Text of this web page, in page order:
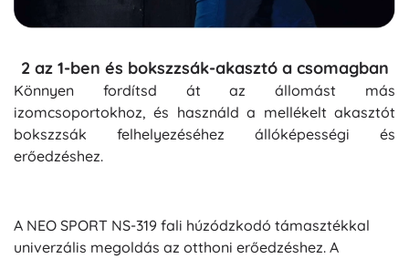
2 az 1-ben és bokszzsák-akasztó a csomagban
Könnyen fordítsd át az állomást más
izomcsoportokhoz, és használd a mellékelt akasztót
bokszzsák felhelyezéséhez állóképességi és
erőedzéshez.
A NEO SPORT NS-319 fali húzódzkodó támasztékkal
univerzális megoldás az otthoni erőedzéshez. A